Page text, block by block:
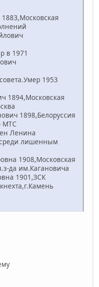
в 1971
1953
1894,Московская
1898,Белоруссия
МТС
Ленина
лишенным
1908,Московская
да им.Кагановича
1901,ЗСК